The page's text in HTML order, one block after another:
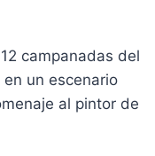
campanadas del
un escenario
al pintor de